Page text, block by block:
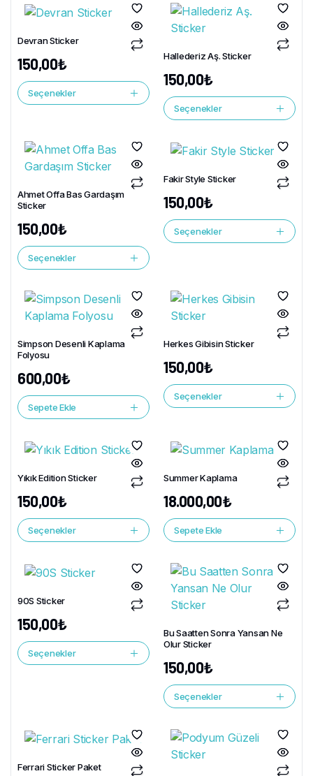
Devran Sticker
150,00₺
Seçenekler
Hallederiz Aş. Sticker
150,00₺
Seçenekler
Ahmet Offa Bas Gardaşım
Sticker
150,00₺
Seçenekler
Fakir Style Sticker
150,00₺
Seçenekler
Simpson Desenli Kaplama
Folyosu
600,00₺
Sepete Ekle
Herkes Gibisin Sticker
150,00₺
Seçenekler
Yıkık Edition Sticker
150,00₺
Seçenekler
Summer Kaplama
18.000,00₺
Sepete Ekle
90S Sticker
150,00₺
Seçenekler
Bu Saatten Sonra Yansan Ne
Olur Sticker
150,00₺
Seçenekler
Ferrari Sticker Paket